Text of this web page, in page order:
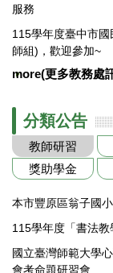
服務
115學年度臺中市
師組)，歡迎參加~
more(更多教務處
分類公告
教師研習
獎助學金
本市豐原區翁子國
115學年度「書法
國立臺灣師範大學
會考命題研習會